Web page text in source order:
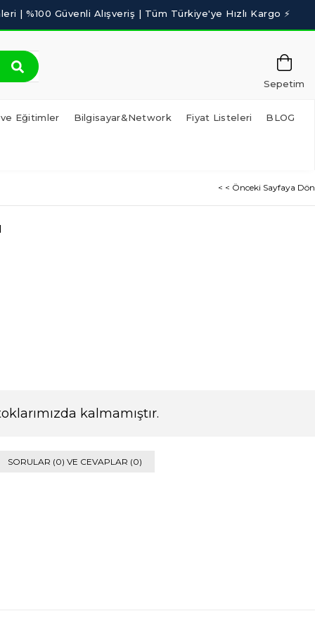
Sepetim
ve Eğitimler Bilgisayar&Network Fiyat Listeleri BLOG
< < Önceki Sayfaya Dön
kalmamıştır.
SORULAR (0) VE CEVAPLAR (0)